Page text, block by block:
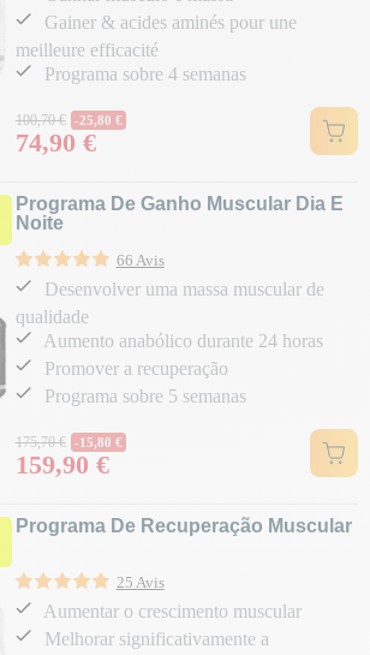
Gainer & acides aminés pour une
meilleure efficacité
Programa sobre 4 semanas
Preço normal
100,70 € -25,80 €
Preço
74,90 €
Programa De Ganho Muscular Dia E
Noite
66 Avis
Desenvolver uma massa muscular de
qualidade
Aumento anabólico durante 24 horas
Promover a recuperação
Programa sobre 5 semanas
Preço normal
175,70 € -15,80 €
Preço
159,90 €
Programa De Recuperação Muscular
25 Avis
Aumentar o crescimento muscular
Melhorar significativamente a